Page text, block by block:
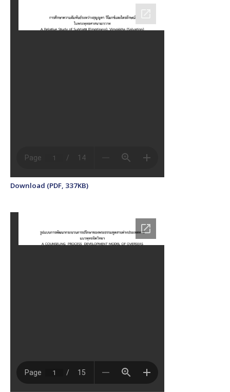
Download (PDF, 337KB)